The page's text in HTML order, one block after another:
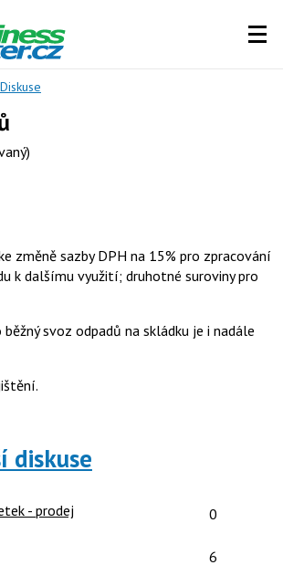
Diskuse
změně sazby DPH na 15% pro zpracování
k dalšímu využití; druhotné suroviny pro
běžný svoz odpadů na skládku je i nadále
diskuse
- prodej Počet
0
Počet
6